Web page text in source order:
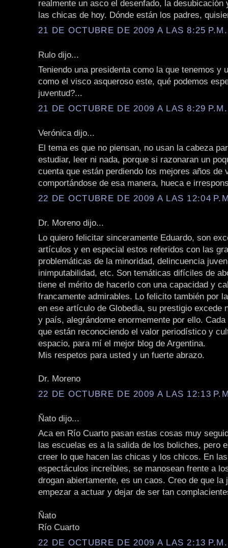
realmente un asco el desenfado, la desubicación
las chicas de hoy. Dónde están los padres,
21 DE OCTUBRE DE 2009 A LAS 8:25 P.M.
Rulo dijo...
Teniendo una presidenta como la que tenemos y
como el visco asqueroso este, qué podemos
juventud?...
21 DE OCTUBRE DE 2009 A LAS 8:29 P.M.
Verónica dijo...
El tema es que no piensan, no usan la cabeza
estudiar, leer ni nada, porque si razonaran un
cuenta que están perdiendo los mejores años de
comportándose de esa manera, hueca e
22 DE OCTUBRE DE 2009 A LAS 12:04
Dr. Moreno dijo...
Lo quiero felicitar sinceramente Eduardo, son
artículos y en especial estos referidos con las
problemáticas de la minoridad, delincuencia
inimputabilidad, etc. Son temáticas difíciles de
tiene el mérito de hacerlo con una capacidad y
francamente admirables. Lo felicito también por
en ese artículo de Globedia, su prestigio excede
y país, alegrándome enormemente por ello.
que están reconociendo el valor periodístico y
espacio, para mí el mejor blog de Argentina.
Mis respetos para usted y un fuerte abrazo.
Dr. Moreno
22 DE OCTUBRE DE 2009 A LAS 12:13
Ñato dijo...
Aca en Río Cuarto pasan estas cosas muy
las escuelas es a la salida de los boliches, pero
creer lo que hacen las chicas y los chicos. En
espectáculos increíbles, se manosean frente a
drogan abiertamente, es un caos. Creo de que la
empezar a actuar y dejar de ser tan
Ñato
Río Cuarto
22 DE OCTUBRE DE 2009 A LAS 2:13 P.M.